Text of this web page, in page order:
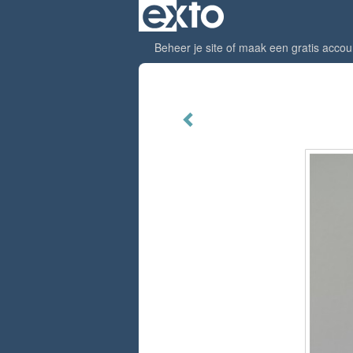
Beheer je site of maak een gratis